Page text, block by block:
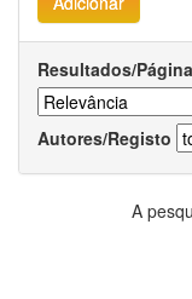
Resultados/Página
Autores/Registo
A